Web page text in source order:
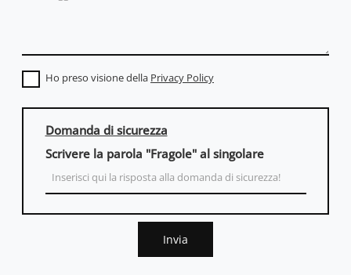
Ho preso visione della Privacy Policy
Domanda di sicurezza
Scrivere la parola "Fragole" al singolare
Invia